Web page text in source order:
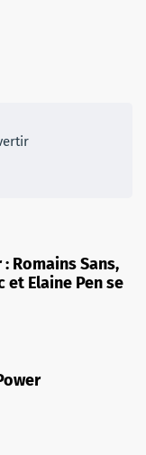
Romains Sans,
Elaine Pen se